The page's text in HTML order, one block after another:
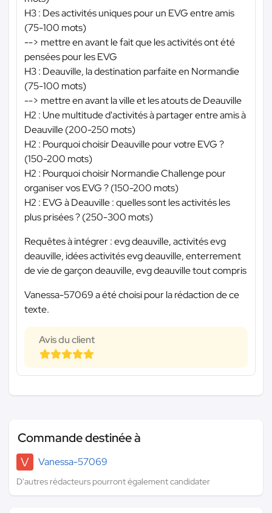
H3 : Des activités uniques pour un EVG entre amis
(75-100 mots)
--> mettre en avant le fait que les activités ont été
pensées pour les EVG
H3 : Deauville, la destination parfaite en Normandie
(75-100 mots)
--> mettre en avant la ville et les atouts de Deauville
H2 : Une multitude d'activités à partager entre amis à
Deauville (200-250 mots)
H2 : Pourquoi choisir Deauville pour votre EVG ?
(150-200 mots)
H2 : Pourquoi choisir Normandie Challenge pour
organiser vos EVG ? (150-200 mots)
H2 : EVG à Deauville : quelles sont les activités les
plus prisées ? (250-300 mots)
Requêtes à intégrer : evg deauville, activités evg
deauville, idées activités evg deauville, enterrement
de vie de garçon deauville, evg deauville tout compris
Vanessa-57069 a été choisi pour la rédaction de ce
texte.
Avis du client
Commande destinée à
V
Vanessa-57069
D'autres rédacteurs pourront également candidater